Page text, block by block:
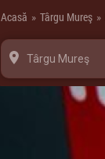
Acasă » Târgu Mureş »
Târgu Mureş